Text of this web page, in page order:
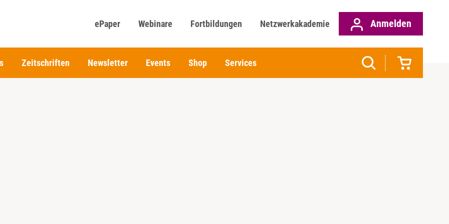
ePaper Webinare Fortbildungen Netzwerkakademie Anmelden
Zeitschriften Newsletter Events Shop Services